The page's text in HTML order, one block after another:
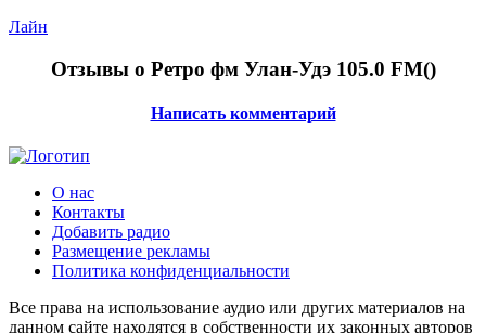
Лайн
Отзывы о Ретро фм Улан-Удэ 105.0 FM()
Написать комментарий
О нас
Контакты
Добавить радио
Размещение рекламы
Политика конфиденциальности
Все права на использование аудио или других материалов на
данном сайте находятся в собственности их законных авторов